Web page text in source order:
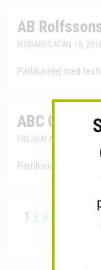
AB
RIDDAREGATAN 10,
Partihandel med
ABC
FREJGATAN 16, 11349
Partihandel med
1 2 3 4